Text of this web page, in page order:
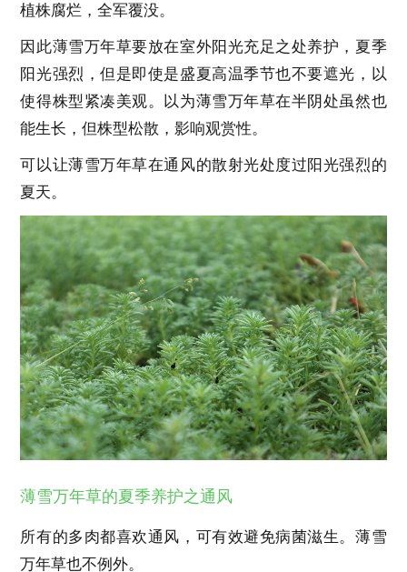
植株腐烂，全军覆没。
因此薄雪万年草要放在室外阳光充足之处养护，夏季
阳光强烈，但是即使是盛夏高温季节也不要遮光，以
使得株型紧凑美观。以为薄雪万年草在半阴处虽然也
能生长，但株型松散，影响观赏性。
可以让薄雪万年草在通风的散射光处度过阳光强烈的
夏天。
薄雪万年草的夏季养护之通风
所有的多肉都喜欢通风，可有效避免病菌滋生。薄雪
万年草也不例外。